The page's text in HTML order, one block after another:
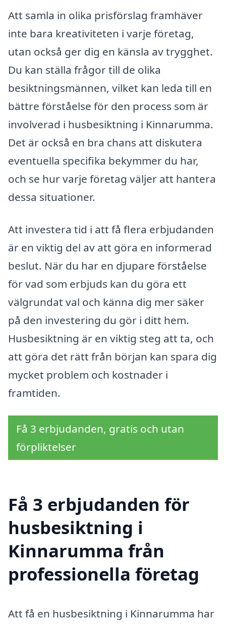
Att samla in olika prisförslag framhäver
inte bara kreativiteten i varje företag,
utan också ger dig en känsla av trygghet.
Du kan ställa frågor till de olika
besiktningsmännen, vilket kan leda till en
bättre förståelse för den process som är
involverad i husbesiktning i Kinnarumma.
Det är också en bra chans att diskutera
eventuella specifika bekymmer du har,
och se hur varje företag väljer att hantera
dessa situationer.
Att investera tid i att få flera erbjudanden
är en viktig del av att göra en informerad
beslut. När du har en djupare förståelse
för vad som erbjuds kan du göra ett
välgrundat val och känna dig mer säker
på den investering du gör i ditt hem.
Husbesiktning är en viktig steg att ta, och
att göra det rätt från början kan spara dig
mycket problem och kostnader i
framtiden.
Få 3 erbjudanden, gratis och utan
förpliktelser
Få 3 erbjudanden för
husbesiktning i
Kinnarumma från
professionella företag
Att få en husbesiktning i Kinnarumma har